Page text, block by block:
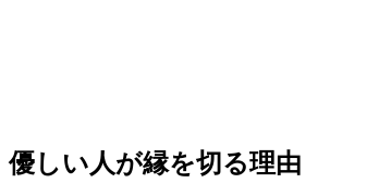
優しい人が縁を切る理由